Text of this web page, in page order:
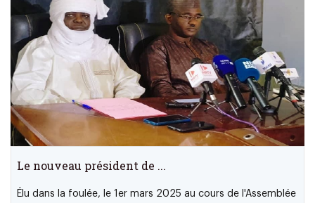
Le nouveau président de ...
Élu dans la foulée, le 1er mars 2025 au cours de l'Assemblée